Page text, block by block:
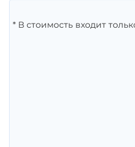
* В стоимость входит